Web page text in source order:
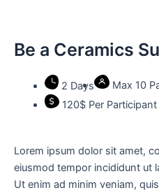
Be a Ceramics
2 Days
Max 10
120$ Per Participant
Lorem ipsum dolor sit amet,
eiusmod tempor incididunt ut
Ut enim ad minim veniam,